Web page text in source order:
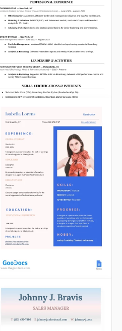
Modèle de CV en
banque
d'investissement
Google Docs
CV Illustrator simple